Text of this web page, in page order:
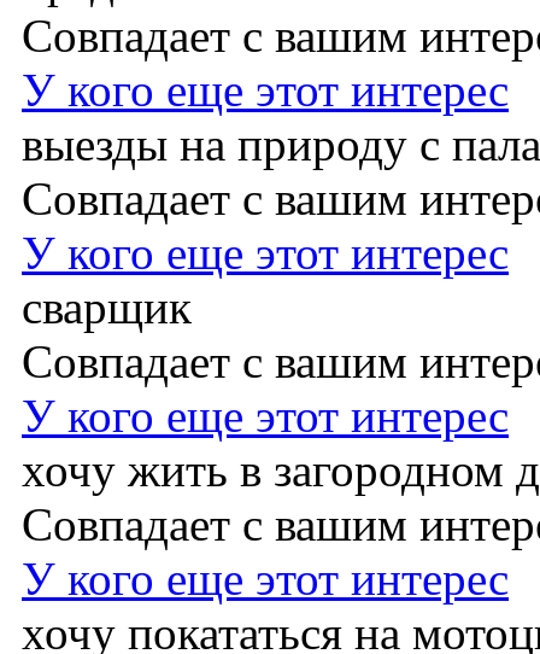
Совпадает с вашим
У кого еще этот интерес
выезды на природу с
Совпадает с вашим
У кого еще этот интерес
сварщик
Совпадает с вашим
У кого еще этот интерес
хочу жить в загородном
Совпадает с вашим
У кого еще этот интерес
хочу покататься на